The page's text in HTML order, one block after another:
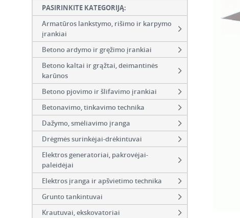
PASIRINKITE KATEGORIJĄ:
Armatūros lankstymo, rišimo ir karpymo
įrankiai
Betono ardymo ir gręžimo įrankiai
Betono kaltai ir grąžtai, deimantinės
karūnos
Betono pjovimo ir šlifavimo įrankiai
Betonavimo, tinkavimo technika
Dažymo, smėliavimo įranga
Drėgmės surinkėjai-drėkintuvai
Elektros generatoriai, pakrovėjai-
paleidėjai
Elektros įranga ir apšvietimo technika
Grunto tankintuvai
Krautuvai, ekskovatoriai